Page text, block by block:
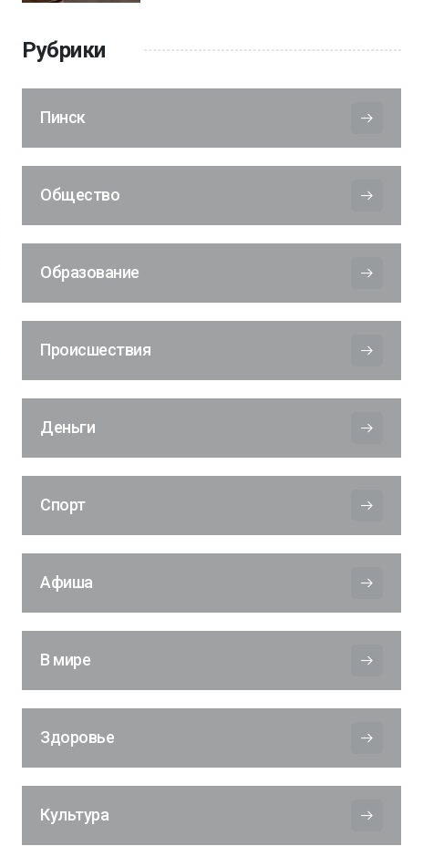
Рубрики
Пинск
Общество
Образование
Происшествия
Деньги
Спорт
Афиша
В мире
Здоровье
Культура